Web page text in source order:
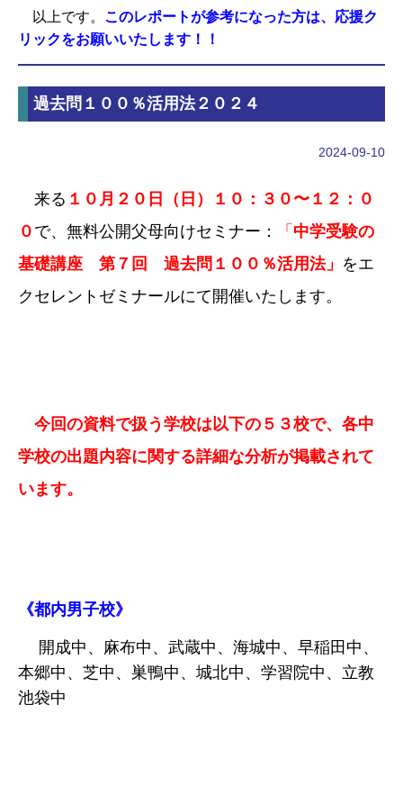
以上です。 このレポートが参考になった方は、応援ク
リックをお願いいたします！！
過去問１００％活用法２０２４
2024-09-10
来る １０月２０日（日）１０：３０〜１２：０
０ で、無料公開父母向けセミナー： 「 中学受験の
基礎講座 第７回 過去問１００％活用法」 をエ
クセレントゼミナールにて開催いたします。
今回の資料で扱う学校は以下の５３校で、各中
学校の出題内容に関する詳細な分析が掲載されて
います。
《都内男子校》
開成中、麻布中、武蔵中、海城中、早稲田中、
本郷中、芝中、巣鴨中、城北中、学習院中、立教
池袋中